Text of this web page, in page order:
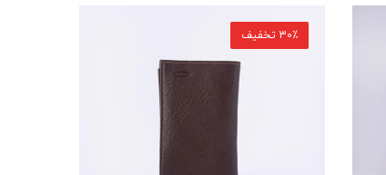
30٪ تخفیف